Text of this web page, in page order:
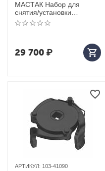
МАСТАК Набор для
снятия/установки
сцепления коробок DSG
VAG, кейс, 8 предметов
29 700₽
АРТИКУЛ: 103-41090